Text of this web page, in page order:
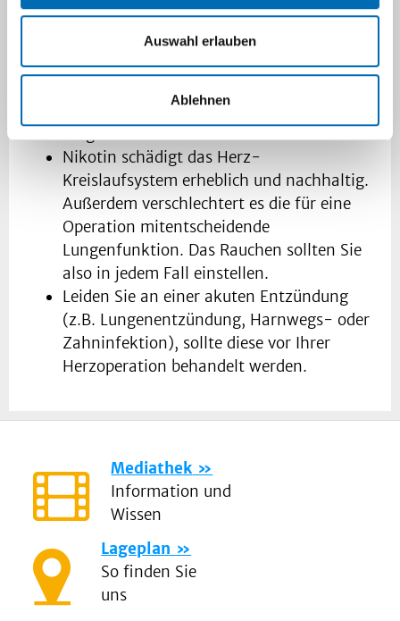
Auswahl erlauben
Ablehnen
Außerdem sollten Sie bedenken:
Starkes Übergewicht erhöht das
dass u.U. eine Gewichtsreduktion vor dem
Nikotin schädigt das Herz-
Kreislaufsystem erheblich und nachhaltig.
Außerdem verschlechtert es die für eine
Operation mitentscheidende
Lungenfunktion. Das Rauchen sollten Sie
also in jedem Fall einstellen.
Leiden Sie an einer akuten Entzündung
(z.B. Lungenentzündung, Harnwegs- oder
Zahninfektion), sollte diese vor Ihrer
Herzoperation behandelt werden.
Mediathek
Information und
Wissen
Lageplan
So finden Sie
uns